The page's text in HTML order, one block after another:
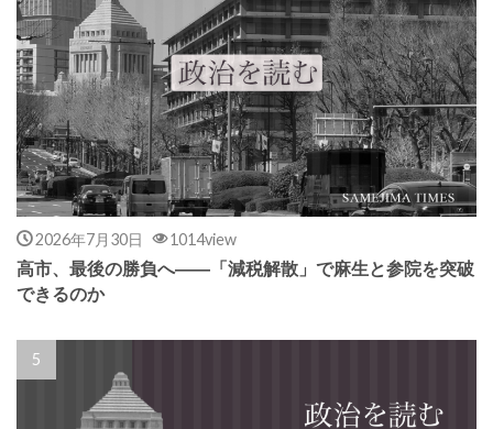
2026年7月30日 1014view
高市、最後の勝負へ――「減税解散」で麻生と参院を突破
できるのか